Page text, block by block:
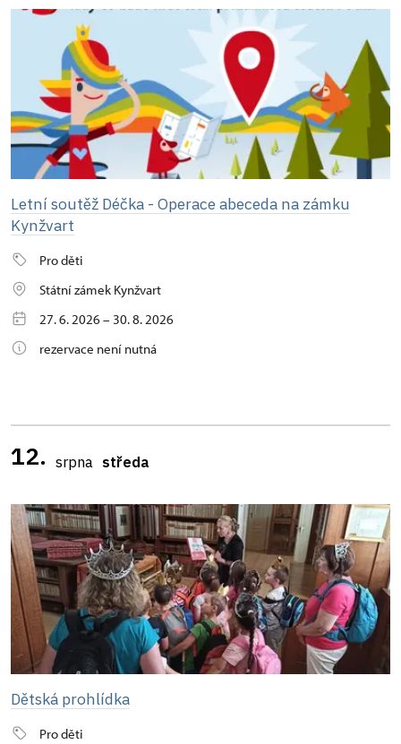
Letní soutěž Déčka - Operace abeceda na zámku
Kynžvart
Pro děti
Státní zámek Kynžvart
27. 6. 2026 – 30. 8. 2026
rezervace není nutná
12. srpna středa
Dětská prohlídka
Pro děti